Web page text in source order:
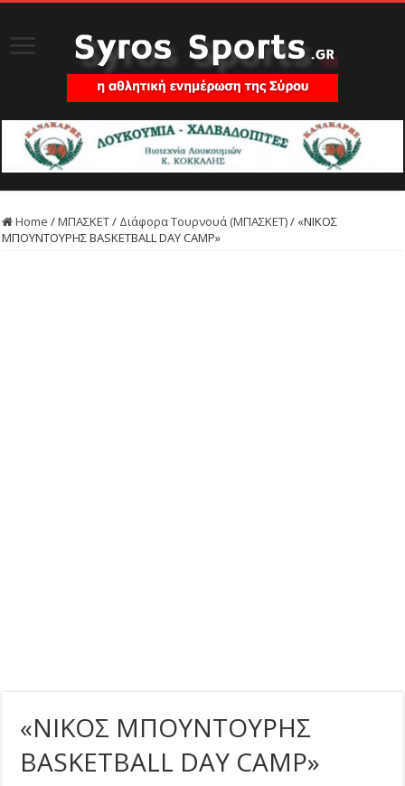
Home /ΜΠΑΣΚΕΤ/ Διάφορα Τουρνουά (ΜΠΑΣΚΕΤ)/ «ΝΙΚΟΣ
ΜΠΟΥΝΤΟΥΡΗΣ BASKETBALL DAY CAMP»
«ΝΙΚΟΣ ΜΠΟΥΝΤΟΥΡΗΣ
BASKETBALL DAY CAMP»